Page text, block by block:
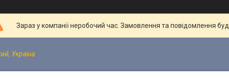
Зараз у компанії неробочий час. Замовлення та повідомлення
Україна